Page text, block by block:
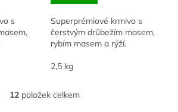
s
Superprémiové krmivo s
čerstvým drůbežím masem,
rybím masem a rýží.
2,5 kg
O
12 položek celkem